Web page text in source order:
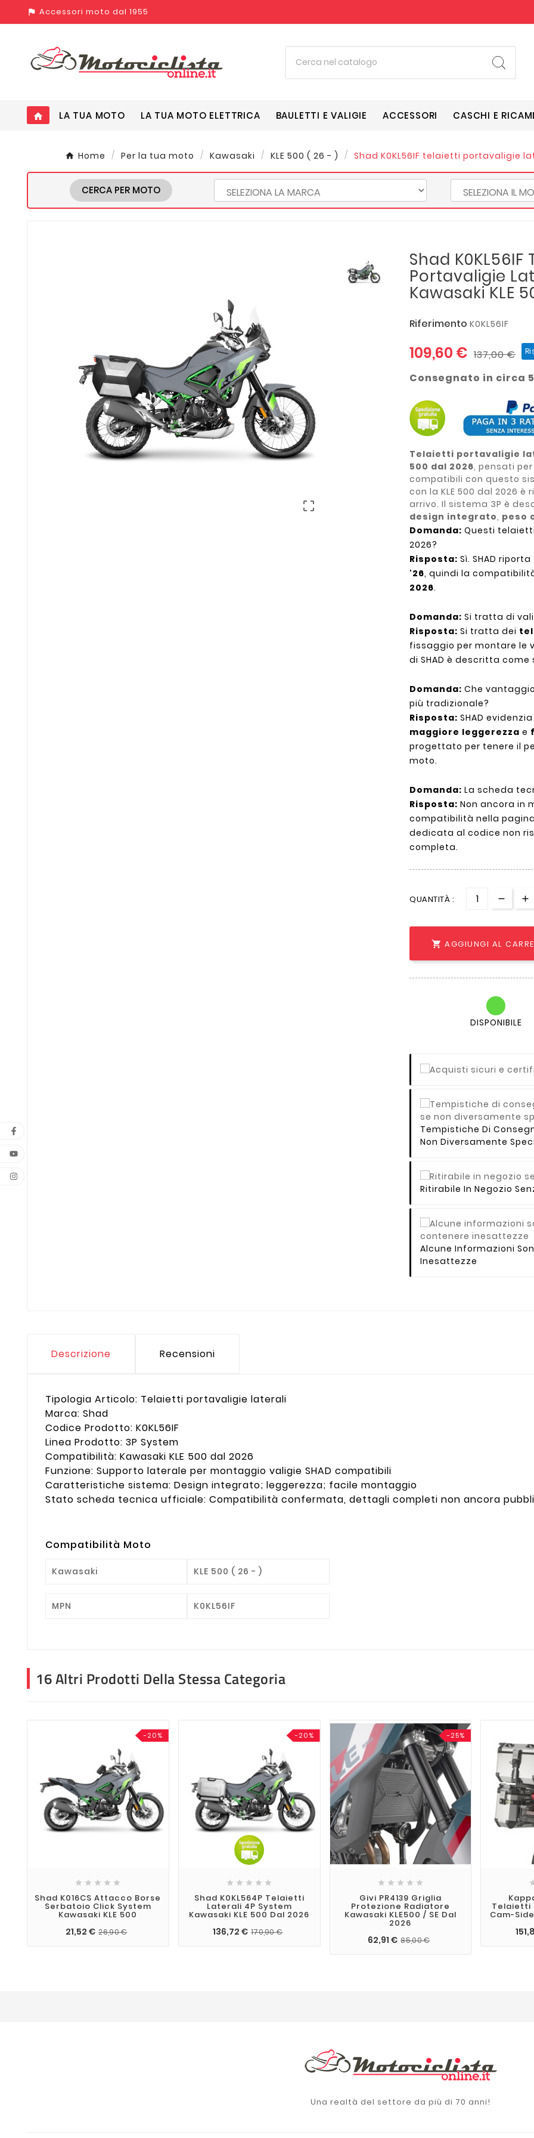
assistant_photo Accessori moto dal 1955
home LA TUA MOTO LA TUA MOTO ELETTRICA BAULETTI E VALIGIE ACCESSORI CASCHI E
Home Per la tua moto Kawasaki KLE 500 ( 26 - ) Shad K0KL56IF telaietti portavaligie
CERCA PER MOTO

Shad
Portavaligie
Kawasaki KLE
Riferimento K0KL56IF
109,60 € 137,00 €
Consegnato in circa
Telaietti portavaligie
500 dal 2026, pensati
compatibili con questo
con la KLE 500 dal 2026
arrivo. Il sistema 3P è
design integrato, peso
Domanda: Questi
2026?
Risposta: Sì. SHAD riporta
'26, quindi la
2026.
Domanda: Si tratta di
Risposta: Si tratta dei
fissaggio per montare le
di SHAD è descritta
Domanda: Che
più tradizionale?
Risposta: SHAD
maggiore leggerezza e
progettato per tenere il
moto.
Domanda: La scheda
Risposta: Non ancora in
compatibilità nella
dedicata al codice non
completa.
QUANTITÀ :
 AGGIUNGI AL
DISPONIBILE
Tempistiche Di
Non Diversamente
Ritirabile In Negozio
Alcune Informazioni
Inesattezze
Descrizione Recensioni
Tipologia Articolo: Telaietti portavaligie laterali
Marca: Shad
Codice Prodotto: K0KL56IF
Linea Prodotto: 3P System
Compatibilità: Kawasaki KLE 500 dal 2026
Funzione: Supporto laterale per montaggio valigie SHAD compatibili
Caratteristiche sistema: Design integrato; leggerezza; facile montaggio
Stato scheda tecnica ufficiale: Compatibilità confermata, dettagli completi non ancora
Compatibilità Moto
Kawasaki KLE 500 ( 26 - )
MPN K0KL56IF
16 Altri Prodotti Della Stessa Categoria
-20%
    
Shad K016CS Attacco Borse
Serbatoio Click System
Kawasaki KLE 500
21,52 € 26,90 €
-20%
    
Shad K0KL564P Telaietti
Laterali 4P System
Kawasaki KLE 500 Dal 2026
136,72 € 170,90 €
-25%
    
Givi PR4139 Griglia
Protezione Radiatore
Kawasaki KLE500 / SE Dal
2026
62,91 € 85,00 €
Telaietti
Cam-
Una realtà del settore da più di 70 anni!